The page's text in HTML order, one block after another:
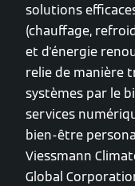
solutions
(chauffage,
et d'énergie
relie de manière
systèmes par le
services
bien-être
Viessmann
Global